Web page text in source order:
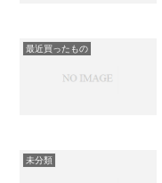
最近買ったもの
未分類